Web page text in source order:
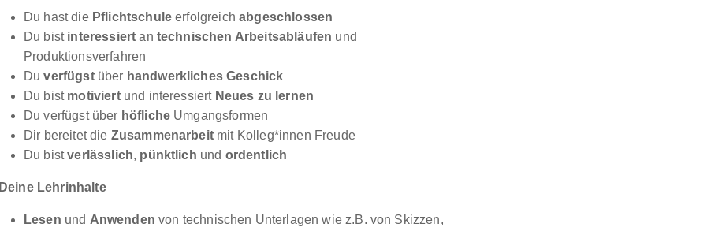
Du hast die Pflichtschule erfolgreichabgeschlossen
Du bistinteressiert an technischen Arbeitsabläufen und
Produktionsverfahren
Duverfügstüber handwerkliches Geschick
Du bist motiviertund interessiert Neues zu lernen
Du verfügst über höfliche Umgangsformen
Dir bereitet die Zusammenarbeitmit Kolleg*innen Freude
Du bistverlässlich, pünktlich und ordentlich
Deine Lehrinhalte
Lesen und Anwenden von technischen Unterlagen wie z.B. von Skizzen,